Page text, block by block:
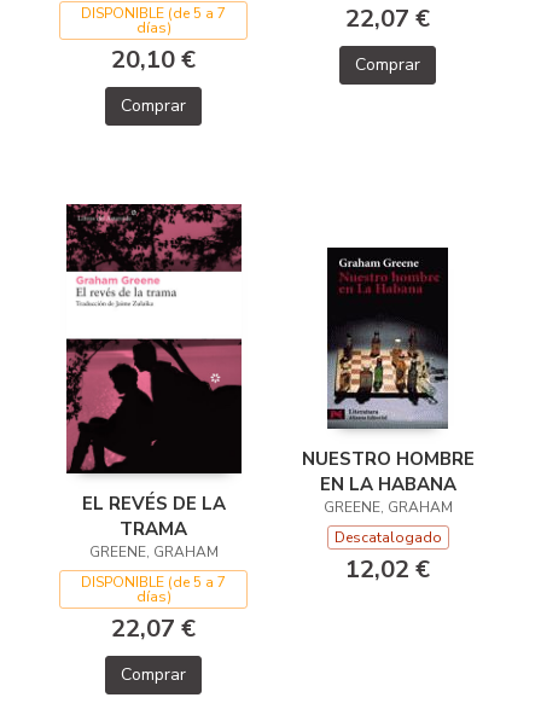
DISPONIBLE (de 5 a 7
días)
20,10 €
Comprar
22,07 €
Comprar
EL REVÉS DE LA
TRAMA
GREENE, GRAHAM
DISPONIBLE (de 5 a 7
días)
22,07 €
Comprar
NUESTRO HOMBRE
EN LA HABANA
GREENE, GRAHAM
Descatalogado
12,02 €